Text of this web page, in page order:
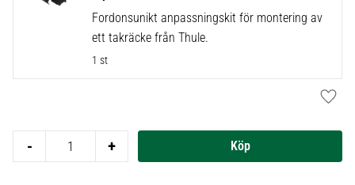
Fordonsunikt anpassningskit för montering av
ett takräcke från Thule.
1 st
+
-